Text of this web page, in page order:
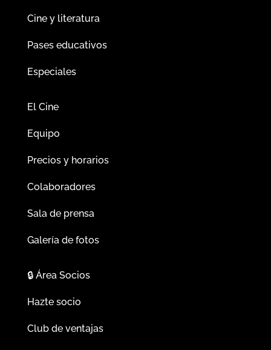
Cine y literatura
Pases educativos
Especiales
El Cine
Equipo
Precios y horarios
Colaboradores
Sala de prensa
Galería de fotos
🔒Área Socios
Hazte socio
Club de ventajas